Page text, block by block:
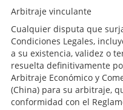
Arbitraje vinculante
Cualquier disputa que
Condiciones Legales,
a su existencia, validez o
resuelta definitivamente
Arbitraje Económico y
(China) para su arbitraje,
conformidad con el